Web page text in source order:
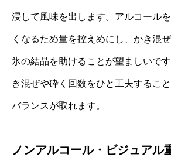
浸して風味を出します。アルコール
くなるため量を控えめにし、かき混
氷の結晶を助けることが望ましいで
き混ぜや砕く回数をひと工夫するこ
バランスが取れます。
ノンアルコール・ビジュアル